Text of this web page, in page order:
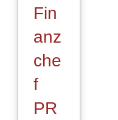
Fin
anz
che
f
PR